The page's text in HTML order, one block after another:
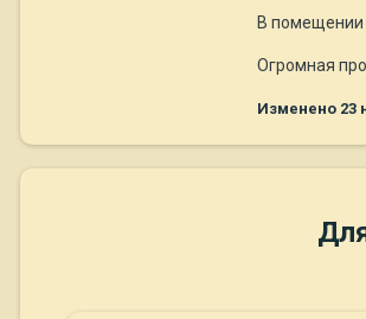
В помещении
Огромная
Изменено 23